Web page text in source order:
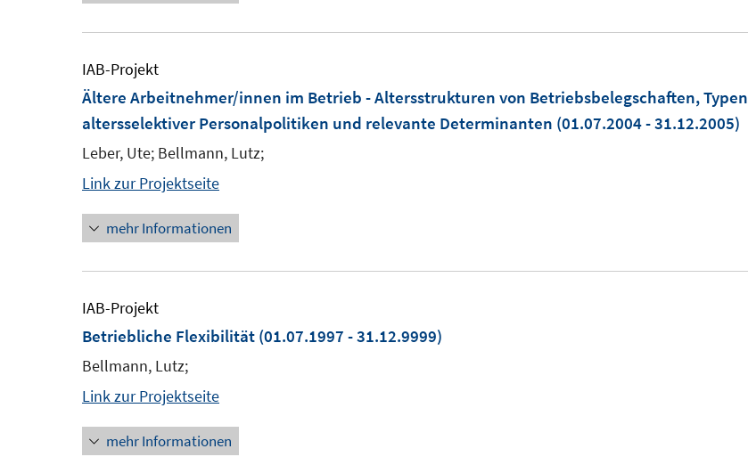
IAB-Projekt
Ältere Arbeitnehmer/innen im Betrieb - Altersstrukturen von Betriebsbelegschaften, Typen
altersselektiver Personalpolitiken und relevante Determinanten (01.07.2004 - 31.12.2005)
Leber, Ute; Bellmann, Lutz;
Link zur Projektseite
mehr Informationen
IAB-Projekt
Betriebliche Flexibilität (01.07.1997 - 31.12.9999)
Bellmann, Lutz;
Link zur Projektseite
mehr Informationen